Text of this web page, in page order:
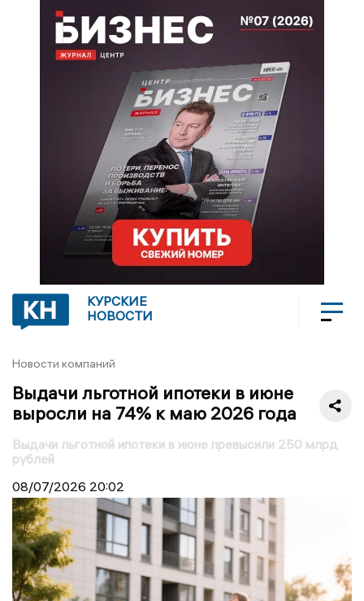
КУРСКИЕ
НОВОСТИ
Новости компаний
Выдачи льготной ипотеки в июне
выросли на 74% к маю 2026 года
Выдачи льготной ипотеки в июне превысили 250 млрд
рублей
08/07/2026 20:02